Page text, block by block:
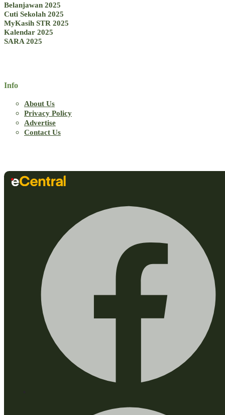
Belanjawan 2025
Cuti Sekolah 2025
MyKasih STR 2025
Kalendar 2025
SARA 2025
Info
About Us
Privacy Policy
Advertise
Contact Us